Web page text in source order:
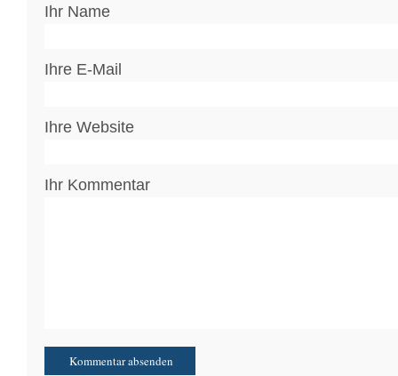
Ihr Name
Ihre E-Mail
Ihre Website
Ihr Kommentar